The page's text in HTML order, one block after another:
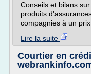
Conseils et bilans
produits
compagnies à un
Lire la suite
Courtier en